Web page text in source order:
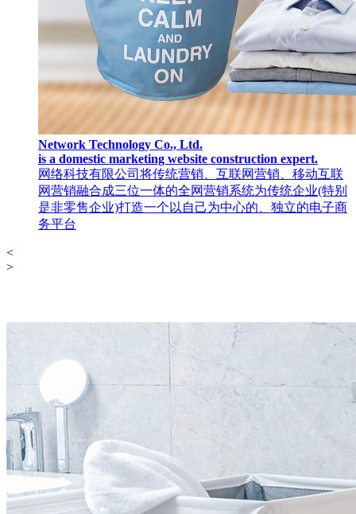
Network Technology Co., Ltd.
is a domestic marketing website construction expert.
网络科技有限公司将传统营销、互联网营销、移动互联
网营销融合成三位一体的全网营销系统为传统企业(特别
是非零售企业)打造一个以自己为中心的、独立的电子商
务平台
<
>